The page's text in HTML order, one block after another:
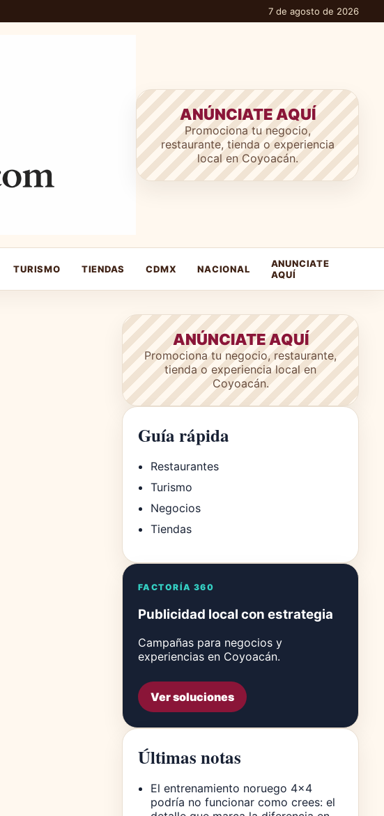
7 de agosto de 2026
ANÚNCIATE AQUÍ
Promociona tu negocio,
restaurante, tienda o experiencia
local en Coyoacán.
TURISMO TIENDAS CDMX NACIONAL
ANUNCIATE
AQUÍ
ANÚNCIATE AQUÍ
Promociona tu negocio, restaurante,
tienda o experiencia local en
Coyoacán.
Guía rápida
Restaurantes
Turismo
Negocios
Tiendas
FACTORÍA 360
Publicidad local con estrategia
Campañas para negocios y
experiencias en Coyoacán.
Ver soluciones
Últimas notas
El entrenamiento noruego 4×4
podría no funcionar como crees: el